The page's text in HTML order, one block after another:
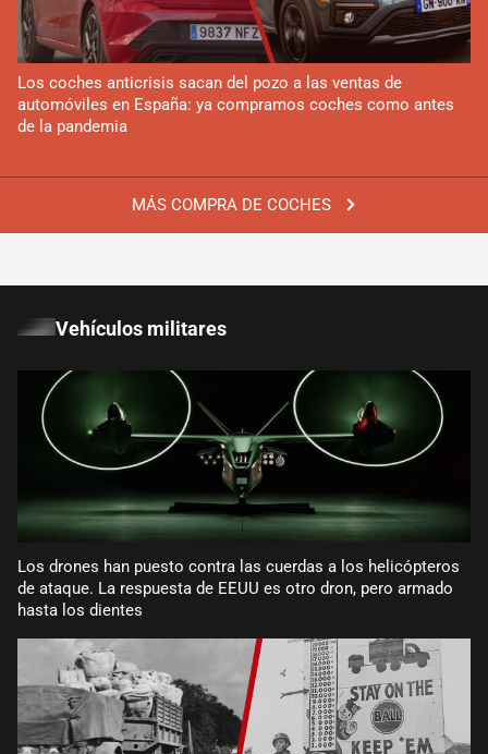
MÁS COMPRA DE COCHES
Los coches anticrisis sacan del pozo a las ventas de
automóviles en España: ya compramos coches como antes
de la pandemia
Vehículos militares
Los drones han puesto contra las cuerdas a los helicópteros
de ataque. La respuesta de EEUU es otro dron, pero armado
hasta los dientes